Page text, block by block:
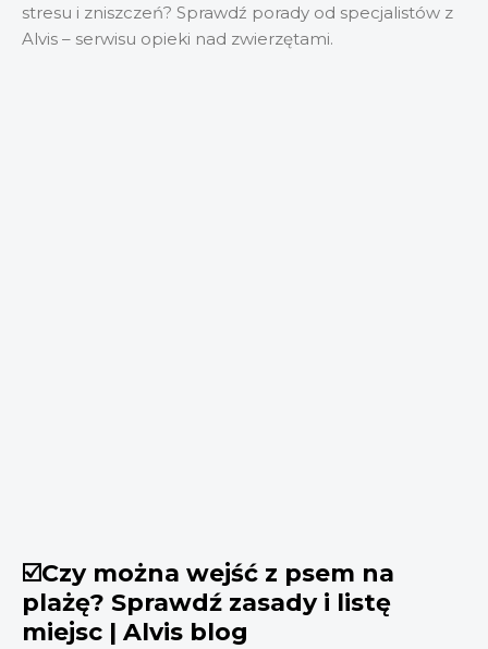
stresu i zniszczeń? Sprawdź porady od specjalistów z
Alvis – serwisu opieki nad zwierzętami.
☑️Czy można wejść z psem na
plażę? Sprawdź zasady i listę
miejsc | Alvis blog